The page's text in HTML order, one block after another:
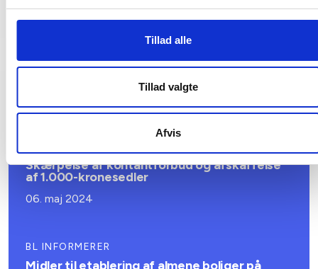
Tillad alle
Tillad valgte
Afvis
Relateret indhold Viden
Skærpelse af kontantforbud og afskaffelse
af 1.000-kronesedler
06. maj 2024
BL INFORMERER
Midler til etablering af almene boliger på